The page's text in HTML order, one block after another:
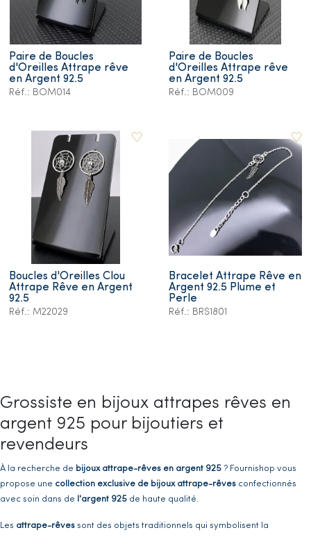
Paire de Boucles
d'Oreilles Attrape rêve
en Argent 92.5
Réf.: BOM014
Paire de Boucles
d'Oreilles Attrape rêve
en Argent 92.5
Réf.: BOM009
Boucles d'Oreilles Clou
Attrape Rêve en Argent
92.5
Réf.: M22029
Bracelet Attrape Rêve en
Argent 92.5 Plume et
Perle
Réf.: BRS1801
Grossiste en bijoux attrapes rêves en
argent 925 pour bijoutiers et
revendeurs
À la recherche de bijoux attrape-rêves en argent 925 ? Fournishop vous
propose une collection exclusive de bijoux attrape-rêves confectionnés
avec soin dans de
l'argent 925 de haute qualité.
Les attrape-rêves sont des objets traditionnels qui symbolisent la